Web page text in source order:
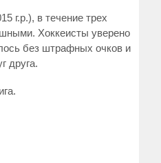
г.р.), в течение трех
Хоккеисты уверено
без штрафных очков и
друга.